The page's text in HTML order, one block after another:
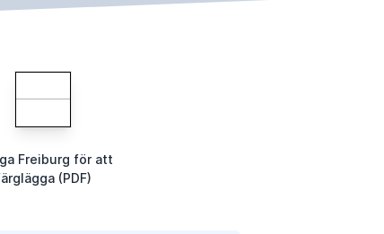
Freiburg för att
(PDF)